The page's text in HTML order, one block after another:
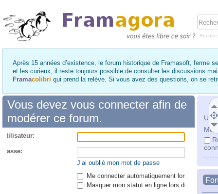
Après 15 années d’existence, le forum historique de Framasoft, ferme
et les curieux, il reste toujours possible de consulter les discussions
Framacolibri qui prend la relève. Si vous avez des questions, on se
Mot
Vous devez vous connecter afin de
modérer ce forum.
passe:
J’ai oublié mon mot de passe
Me connecter automatiquement lors de
Masquer mon statut en ligne lors de cette